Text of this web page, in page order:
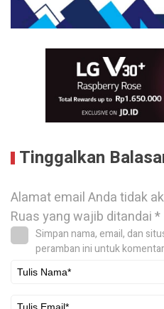
Tinggalkan
Alamat email Anda tidak
Ruas yang wajib ditandai*
Simpan nama, email, dan
peramban ini untuk